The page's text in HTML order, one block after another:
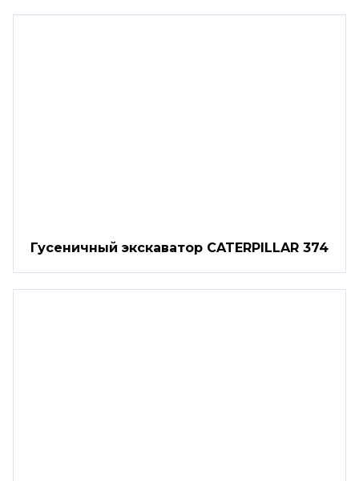
Гусеничный экскаватор CATERPILLAR 374